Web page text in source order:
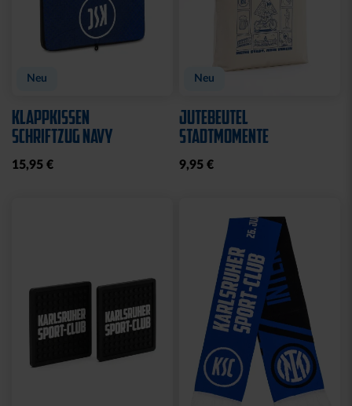
Neu
KLAPPKISSEN
SCHRIFTZUG NAVY
15,95 €
Neu
JUTEBEUTEL
STADTMOMENTE
9,95 €